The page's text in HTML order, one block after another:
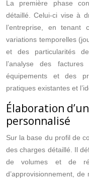
La première phase
détaillé. Celui-ci vise à
l’entreprise, en tenant
variations temporelles
et des particularités de
l’analyse des
équipements et des
pratiques existantes et
Élaboration
personnalisé
Sur la base du profil de
des charges détaillé. Il
de volumes et de
d’approvisionnement,